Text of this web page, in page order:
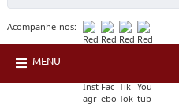
Acompanhe-nos:
MENU